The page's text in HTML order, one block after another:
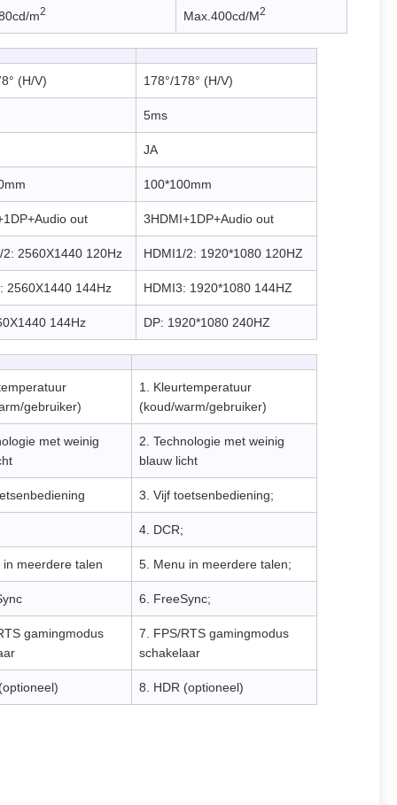
m2 Max.400cd/M2
(H/V) 178°/178° (H/V)
5ms
JA
100*100mm
out 3HDMI+1DP+Audio out
2: 2560X1440 120Hz HDMI1/2: 1920*1080 120HZ
2560X1440 144Hz HDMI3: 1920*1080 144HZ
144Hz DP: 1920*1080 240HZ
gebruiker)
1. Kleurtemperatuur
(koud/warm/gebruiker)
met weinig
2. Technologie met weinig
blauw licht
3. Vijf toetsenbediening;
4. DCR;
in meerdere talen 5. Menu in meerdere talen;
6. FreeSync;
gamingmodus
7. FPS/RTS gamingmodus
schakelaar
8. HDR (optioneel)